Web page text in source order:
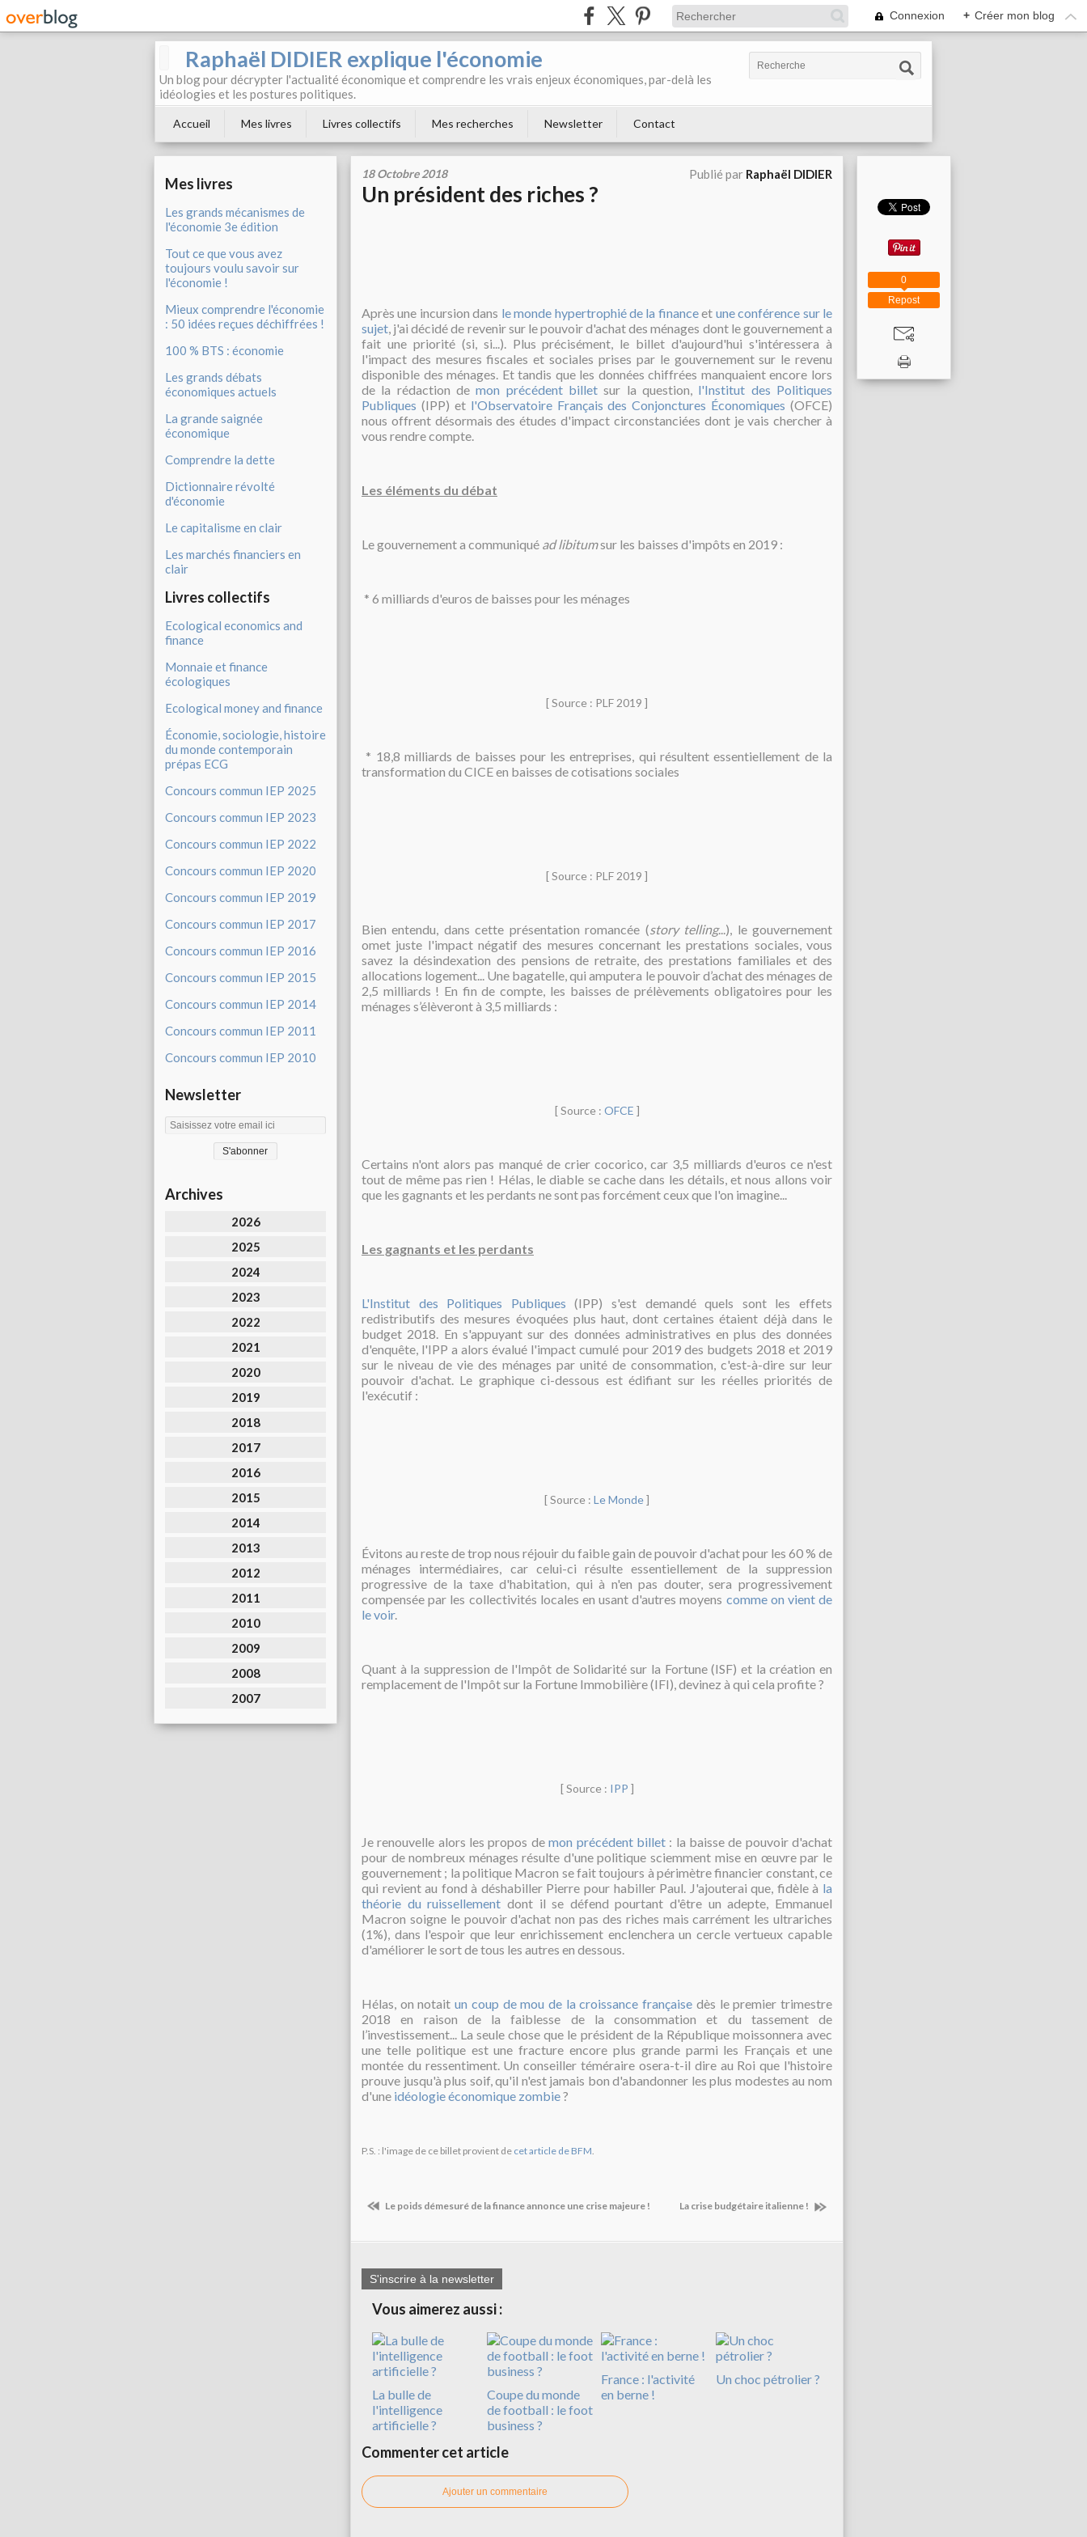
Connexion + Créer mon blog
Raphaël DIDIER explique l'économie
Un blog pour décrypter l'actualité économique et comprendre les vrais enjeux économiques, par-delà les
idéologies et les postures politiques.
Accueil Mes livres Livres collectifs Mes recherches Newsletter Contact
Mes livres
Les grands mécanismes de
l'économie 3e édition
Tout ce que vous avez
toujours voulu savoir sur
l'économie !
Mieux comprendre l'économie
: 50 idées reçues déchiffrées !
100 % BTS : économie
Les grands débats
économiques actuels
La grande saignée
économique
Comprendre la dette
Dictionnaire révolté
d'économie
Le capitalisme en clair
Les marchés financiers en
clair
Livres collectifs
Ecological economics and
finance
Monnaie et finance
écologiques
Ecological money and finance
Économie, sociologie, histoire
du monde contemporain
prépas ECG
Concours commun IEP 2025
Concours commun IEP 2023
Concours commun IEP 2022
Concours commun IEP 2020
Concours commun IEP 2019
Concours commun IEP 2017
Concours commun IEP 2016
Concours commun IEP 2015
Concours commun IEP 2014
Concours commun IEP 2011
Concours commun IEP 2010
Newsletter
Archives
2026
2025
2024
2023
2022
2021
2020
2019
2018
2017
2016
2015
2014
2013
2012
2011
2010
2009
2008
2007
18 Octobre 2018 Publié par Raphaël DIDIER
Un président des riches ?
Après une incursion dans le monde hypertrophié de la financeet une conférence sur le
sujet, j'ai décidé de revenir sur le pouvoir d'achat des ménages dont le gouvernement a
fait une priorité (si, si...). Plus précisément, le billet d'aujourd'hui s'intéressera à
l'impact des mesures fiscales et sociales prises par le gouvernement sur le revenu
disponible des ménages. Et tandis que les données chiffrées manquaient encore lors
de la rédaction demon précédent billet sur la question, l'Institut des Politiques
Publiques (IPP) et l'Observatoire Français des Conjonctures Économiques (OFCE)
nous offrent désormais des études d'impact circonstanciées dont je vais chercher à
vous rendre compte.
Les éléments du débat
Le gouvernement a communiqué ad libitumsur les baisses d'impôts en 2019 :
* 6 milliards d'euros de baisses pour les ménages
[ Source : PLF 2019 ]
* 18,8 milliards de baisses pour les entreprises, qui résultent essentiellement de la
transformation du CICE en baisses de cotisations sociales
[ Source : PLF 2019 ]
Bien entendu, dans cette présentation romancée (story telling...), le gouvernement
omet juste l'impact négatif des mesures concernant les prestations sociales, vous
savez la désindexation des pensions de retraite, des prestations familiales et des
allocations logement... Une bagatelle, qui amputera le pouvoir d’achat des ménages de
2,5 milliards ! En fin de compte, les baisses de prélèvements obligatoires pour les
ménages s’élèveront à 3,5 milliards :
[ Source : OFCE ]
Certains n'ont alors pas manqué de crier cocorico, car 3,5 milliards d'euros ce n'est
tout de même pas rien ! Hélas, le diable se cache dans les détails, et nous allons voir
que les gagnants et les perdants ne sont pas forcément ceux que l'on imagine...
Les gagnants et les perdants
L'Institut des Politiques Publiques (IPP) s'est demandé quels sont les effets
redistributifs des mesures évoquées plus haut, dont certaines étaient déjà dans le
budget 2018. En s'appuyant sur des données administratives en plus des données
d'enquête, l'IPP a alors évalué l'impact cumulé pour 2019 des budgets 2018 et 2019
sur le niveau de vie des ménages par unité de consommation, c'est-à-dire sur leur
pouvoir d'achat.Le graphique ci-dessous est édifiant sur les réelles priorités de
l'exécutif :
[ Source : Le Monde]
Évitons au reste de trop nous réjouir du faible gain de pouvoir d'achat pour les 60 % de
ménages intermédiaires, car celui-ci résulte essentiellement de la suppression
progressive de la taxe d'habitation, qui à n'en pas douter, sera progressivement
compensée par les collectivités locales en usant d'autres moyens comme on vient de
le voir.
Quant à la suppression de l'Impôt de Solidarité sur la Fortune (ISF) et la création en
remplacement de l'Impôt sur la Fortune Immobilière (IFI), devinez à qui cela profite ?
[ Source : IPP ]
Je renouvelle alors les propos demon précédent billet: la baisse de pouvoir d'achat
pour de nombreux ménages résulte d'une politique sciemment mise en œuvre par le
gouvernement ; la politique Macron se fait toujours à périmètre financier constant, ce
qui revient au fond à déshabiller Pierre pour habiller Paul. J'ajouterai que, fidèle à la
théorie du ruissellement dont il se défend pourtant d'être un adepte, Emmanuel
Macron soigne le pouvoir d'achat non pas des riches mais carrément les ultrariches
(1%), dans l'espoir que leur enrichissement enclenchera un cercle vertueux capable
d'améliorer le sort de tous les autres en dessous.
Hélas, on notaitun coup de mou de la croissance française dès le premier trimestre
2018 en raison de la faiblesse de la consommation et du tassement de
l’investissement... La seule chose que le président de la République moissonnera avec
une telle politique est une fracture encore plus grande parmi les Français et une
montée du ressentiment. Un conseiller téméraire osera-t-il dire au Roi que l'histoire
prouve jusqu'à plus soif, qu'il n'est jamais bon d'abandonner les plus modestes au nom
d'une idéologie économique zombie?
P.S. : l'image de ce billet provient de cet article de BFM.
Le poids démesuré de la finance annonce une crise majeure ! La crise budgétaire italienne !
S'inscrire à la newsletter
Vous aimerez aussi :
La bulle de
l'intelligence
artificielle ?
Coupe du monde
de football : le foot
business ?
France : l'activité
en berne !
Un choc pétrolier ?
Commenter cet article
Ajouter un commentaire
Repost
0